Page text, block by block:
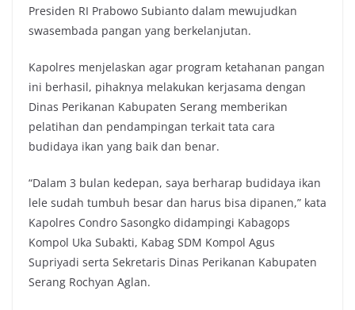
Presiden RI Prabowo Subianto dalam mewujudkan
swasembada pangan yang berkelanjutan.
Kapolres menjelaskan agar program ketahanan pangan
ini berhasil, pihaknya melakukan kerjasama dengan
Dinas Perikanan Kabupaten Serang memberikan
pelatihan dan pendampingan terkait tata cara
budidaya ikan yang baik dan benar.
“Dalam 3 bulan kedepan, saya berharap budidaya ikan
lele sudah tumbuh besar dan harus bisa dipanen,” kata
Kapolres Condro Sasongko didampingi Kabagops
Kompol Uka Subakti, Kabag SDM Kompol Agus
Supriyadi serta Sekretaris Dinas Perikanan Kabupaten
Serang Rochyan Aglan.